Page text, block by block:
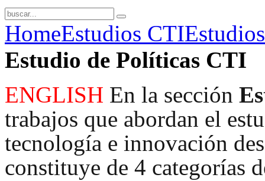
HomeEstudios CTI
Estudio de Políticas CTI
ENGLISH En la sección
trabajos que abordan el
tecnología e innovación
constituye de 4 categorías